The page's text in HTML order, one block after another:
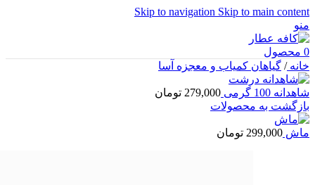
Skip to navigation Skip to main content
منو
0 محصول
خانه/ گیاهان کمیاب و معجزه آسا
شاهدانه 100 گرمی 279,000 تومان
بازگشت به محصولات
ماش 299,000 تومان